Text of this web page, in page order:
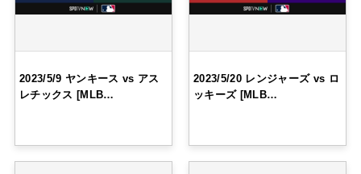
2023/5/9 ヤンキース vs アス
レチックス [MLB…
2023/5/20 レンジャーズ vs ロ
ッキーズ [MLB…